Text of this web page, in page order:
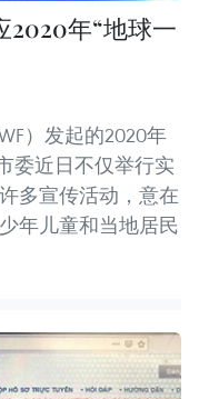
2020年“地球一
）发起的2020年
委近日不仅举行实
多宣传活动，意在
年儿童和当地居民